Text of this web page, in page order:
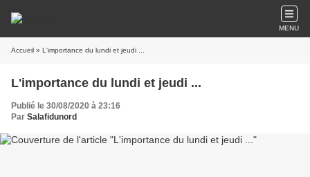
MENU
Accueil » L'importance du lundi et jeudi ...
L'importance du lundi et jeudi ...
Publié le 30/08/2020 à 23:16
Par Salafidunord